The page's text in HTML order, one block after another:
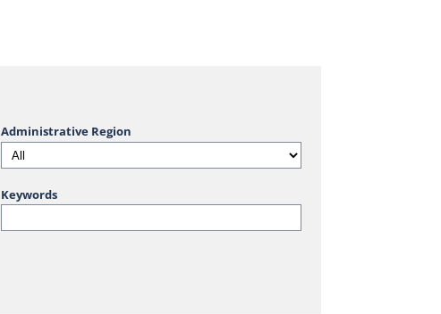
Administrative Region
Keywords